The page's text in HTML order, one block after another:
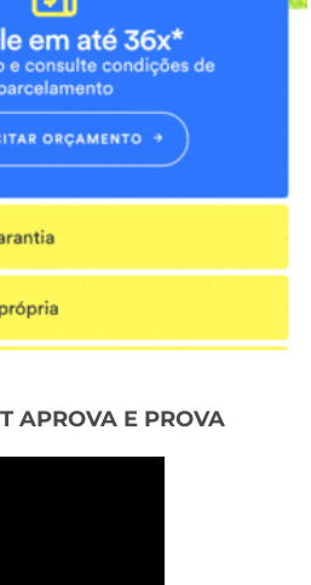
APROVA E PROVA